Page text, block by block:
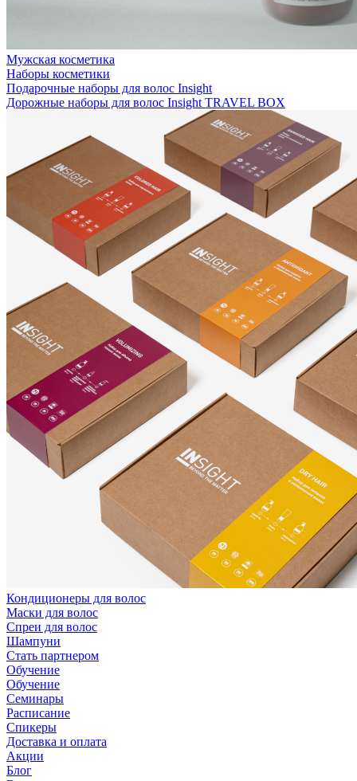
Мужская косметика
Наборы косметики
Подарочные наборы для волос Insight
Дорожные наборы для волос Insight TRAVEL BOX
Кондиционеры для волос
Маски для волос
Спреи для волос
Шампуни
Стать партнером
Обучение
Обучение
Семинары
Расписание
Спикеры
Доставка и оплата
Акции
Блог